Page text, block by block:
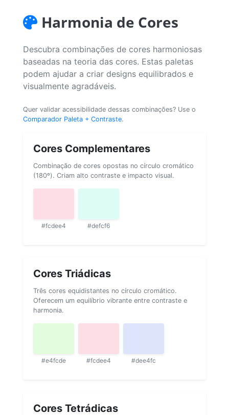
Harmonia de Cores
Descubra combinações de cores harmoniosas
baseadas na teoria das cores. Estas paletas
podem ajudar a criar designs equilibrados e
visualmente agradáveis.
Quer validar acessibilidade dessas combinações? Use o
Comparador Paleta + Contraste.
Cores Complementares
Combinação de cores opostas no círculo cromático
(180º). Criam alto contraste e impacto visual.
#fcdee4 #defcf6
Cores Triádicas
Três cores equidistantes no círculo cromático.
Oferecem um equilíbrio vibrante entre contraste e
harmonia.
#e4fcde #fcdee4 #dee4fc
Cores Tetrádicas